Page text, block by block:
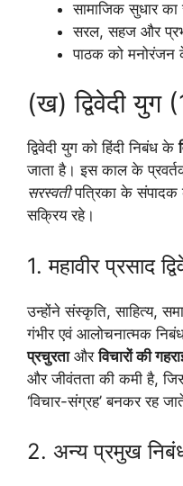
सामाजिक सुधार
सरल, सहज और
पाठक को मनोरंजन
(ख) द्विवेदी
द्विवेदी युग को हिंदी निबंध के
जाता है। इस काल के
सरस्वतीपत्रिका के संपादक
सक्रिय रहे।
1. महावीर प्रसाद
उन्होंने संस्कृति, साहित्य,
गंभीर एवं आलोचनात्मक
प्रचुरताऔरविचारों की
और जीवंतता की कमी है,
‘विचार-संग्रह’ बनकर रह
2. अन्य प्रमुख